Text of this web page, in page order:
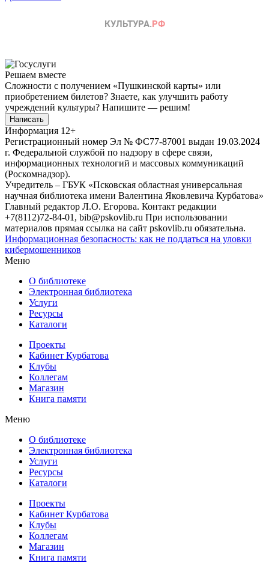
Решаем вместе
Сложности с получением «Пушкинской карты» или
приобретением билетов? Знаете, как улучшить работу
учреждений культуры? Напишите — решим!
Написать
Информация 12+
Регистрационный номер Эл № ФС77-87001 выдан 19.03.2024
г. Федеральной службой по надзору в сфере связи,
информационных технологий и массовых коммуникаций
(Роскомнадзор).
Учредитель – ГБУК «Псковская областная универсальная
научная библиотека имени Валентина Яковлевича Курбатова»
Главный редактор Л.О. Егорова. Контакт редакции
+7(8112)72-84-01, bib@pskovlib.ru При использовании
материалов прямая ссылка на сайт pskovlib.ru обязательна.
Информационная безопасность: как не поддаться на уловки
кибермошенников
Меню
О библиотеке
Электронная библиотека
Услуги
Ресурсы
Каталоги
Проекты
Кабинет Курбатова
Клубы
Коллегам
Магазин
Книга памяти
Меню
О библиотеке
Электронная библиотека
Услуги
Ресурсы
Каталоги
Проекты
Кабинет Курбатова
Клубы
Коллегам
Магазин
Книга памяти